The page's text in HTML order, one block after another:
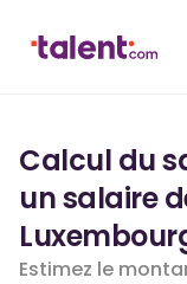
Calcul du
un salaire
Estimez le